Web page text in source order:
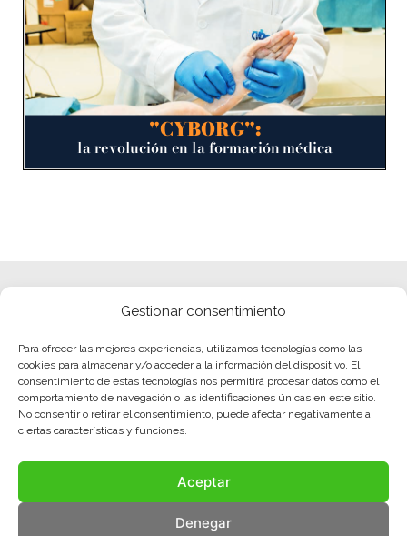
Gestionar consentimiento
Para ofrecer las mejores experiencias, utilizamos tecnologías como las
cookies para almacenar y/o acceder a la información del dispositivo. El
consentimiento de estas tecnologías nos permitirá procesar datos como el
comportamiento de navegación o las identificaciones únicas en este sitio.
No consentir o retirar el consentimiento, puede afectar negativamente a
ciertas características y funciones.
Aceptar
Denegar